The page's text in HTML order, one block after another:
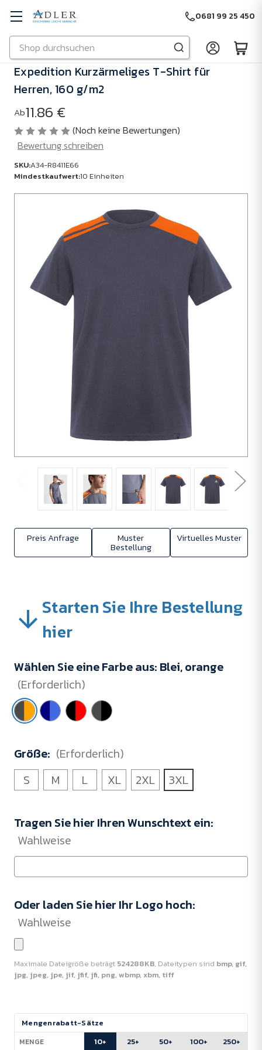
Zu Hauptinhalt springen
Suchen
0681 99 25 450
Preis Anfrage Muster
Bestellung
Virtuelles Muster
Expedition Kurzärmeliges T-Shirt für
Herren, 160 g/m2
Ab11.86 €
(Noch keine Bewertungen)
Bewertung schreiben
SKU:A34-R8411E66
Mindestkaufwert:10 Einheiten
Mindestkaufwert:
Einheiten
Starten Sie Ihre Bestellung
hier
Wählen Sie eine Farbe aus: Blei, orange
(Erforderlich)
Größe: (Erforderlich)
S
M L XL 2XL 3XL
Tragen Sie hier Ihren Wunschtext ein:
Wahlweise
Oder laden Sie hier Ihr Logo hoch:
Wahlweise
Maximale Dateigröße beträgt 524288KB, Dateitypen sind bmp, gif,
jpg, jpeg, jpe, jif, jfif, jfi, png, wbmp, xbm, tiff
Aktueller
Lagerbestand:
Mengenrabatt-Sätze
MENGE 10+ 25+ 50+ 100+ 250+